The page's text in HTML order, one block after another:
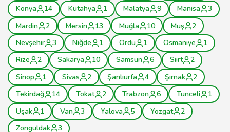
Konya
14 Kütahya 1 Malatya 9 Manisa
3
Mardin
2 Mersin 13 Muğla 10 Muş
2
Nevşehir
3 Niğde 1 Ordu 1 Osmaniye
1
Rize
2 Sakarya 10 Samsun 6 Siirt
2
Sinop
1 Sivas 2 Şanlıurfa 4 Şırnak
2
Tekirdağ
14 Tokat 2 Trabzon 6 Tunceli
1
Uşak
1 Van 3 Yalova 5 Yozgat
2
Zonguldak
3